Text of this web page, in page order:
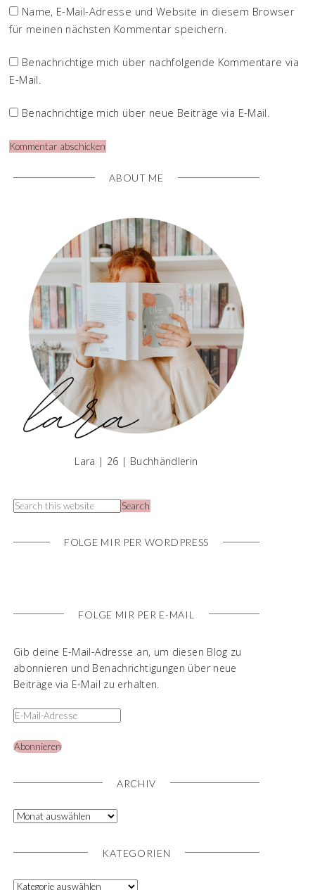
Name, E-Mail-Adresse und Website in diesem Browser
für meinen nächsten Kommentar speichern.
Benachrichtige mich über nachfolgende Kommentare via
E-Mail.
Benachrichtige mich über neue Beiträge via E-Mail.
ABOUT ME
Lara | 26 | Buchhändlerin
FOLGE MIR PER WORDPRESS
FOLGE MIR PER E-MAIL
Gib deine E-Mail-Adresse an, um diesen Blog zu
abonnieren und Benachrichtigungen über neue
Beiträge via E-Mail zu erhalten.
Abonnieren
ARCHIV
KATEGORIEN